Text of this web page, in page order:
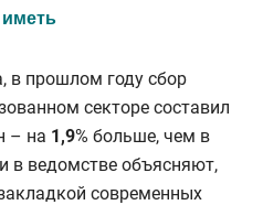
в прошлом году сбор
секторе составил
– на 1,9% больше, чем в
в ведомстве объясняют,
современных